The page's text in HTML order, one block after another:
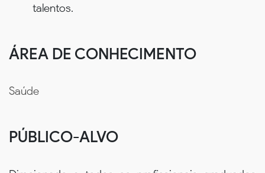
talentos.
ÁREA DE CONHECIMENTO
Saúde
PÚBLICO-ALVO